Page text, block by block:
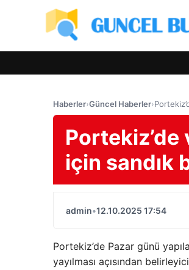
Haberler›Güncel Haberler›
için sandık
admin•12.10.2025 17:54
Portekiz’de Pazar günü
yayılması açısından